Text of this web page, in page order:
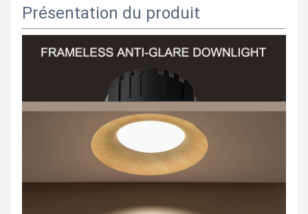
Présentation du produit